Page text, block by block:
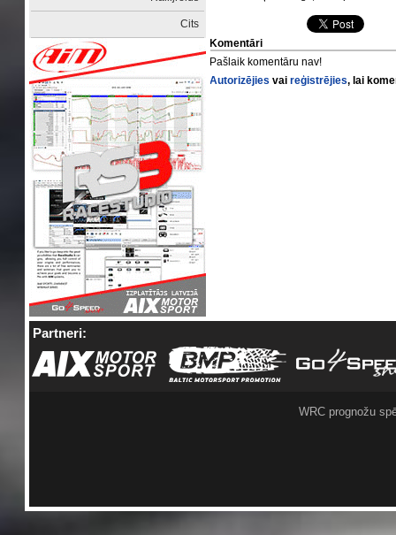
Cits
Komentāri
Pašlaik komentāru nav!
Autorizējies vaireģistrējies, lai
Partneri:
WRC prognožu